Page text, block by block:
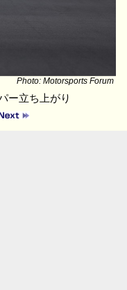
Photo: Motorsports Forum
ー立ち上がり